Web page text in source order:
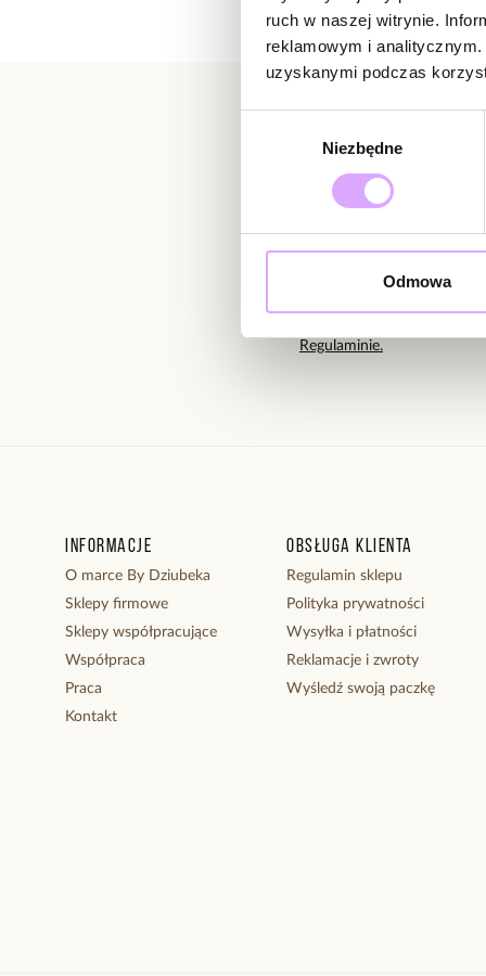
ruch w naszej witrynie.
reklamowym i
uzyskanymi podczas
Niezbędne
Odmowa
Newsletter
Bądź na bieżąco z
Regulaminie.
Informacje
O marce By Dziubeka
Sklepy firmowe
Sklepy współpracujące
Współpraca
Praca
Kontakt
Obsługa klienta
Regulamin sklepu
Polityka prywatności
Wysyłka i płatności
Reklamacje i zwroty
Wyśledź swoją paczkę